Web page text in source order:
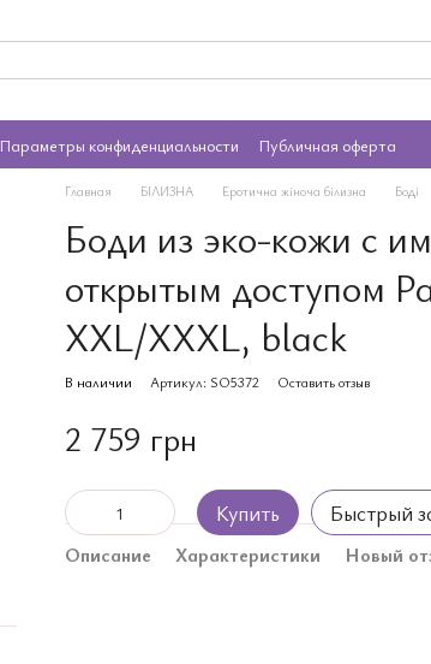
Параметры конфиденциальности Публичная оферта
Главная БІЛИЗНА Еротична жіноча білизна Боді
Боди из эко-кожи с
открытым доступом
XXL/XXXL, black
В наличии Артикул: SO5372 Оставить отзыв
2 759 грн
Купить Быстрый
Описание Характеристики Новый